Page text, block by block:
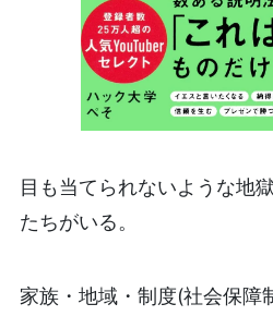
目も当てられないような地
たちがいる。
家族・地域・制度(社会保障